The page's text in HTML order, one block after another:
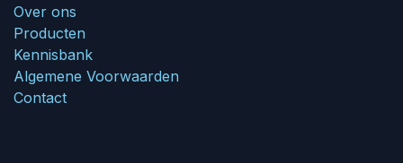
Over ons
Producten
Kennisbank
Algemene Voorwaarden
Contact